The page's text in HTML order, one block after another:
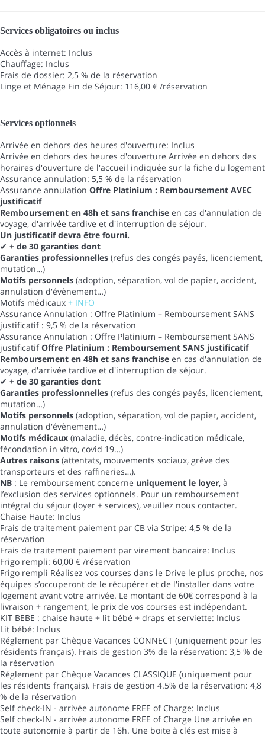
Services obligatoires ou inclus
Accès à internet: Inclus
Chauffage: Inclus
Frais de dossier: 2,5 % de la réservation
Linge et Ménage Fin de Séjour: 116,00 € /réservation
Services optionnels
Arrivée en dehors des heures d'ouverture: Inclus
Arrivée en dehors des heures d'ouverture Arrivée en dehors des
horaires d'ouverture de l'accueil indiquée sur la fiche du logement
Assurance annulation: 5,5 % de la réservation
Assurance annulation Offre Platinium : Remboursement AVEC
justificatif
Remboursement en 48h et sans franchise en cas d'annulation de
voyage, d'arrivée tardive et d'interruption de séjour.
Un justificatif devra être fourni.
✔ + de 30 garanties dont
Garanties professionnelles (refus des congés payés, licenciement,
mutation…)
Motifs personnels (adoption, séparation, vol de papier, accident,
annulation d'évènement…)
Motifs médicaux + INFO
Assurance Annulation : Offre Platinium – Remboursement SANS
justificatif : 9,5 % de la réservation
Assurance Annulation : Offre Platinium – Remboursement SANS
justificatifOffre Platinium : Remboursement SANS justificatif
Remboursement en 48h et sans franchise en cas d'annulation de
voyage, d'arrivée tardive et d'interruption de séjour.
✔ + de 30 garanties dont
Garanties professionnelles (refus des congés payés, licenciement,
mutation…)
Motifs personnels (adoption, séparation, vol de papier, accident,
annulation d'évènement…)
Motifs médicaux (maladie, décès, contre-indication médicale,
fécondation in vitro, covid 19…)
Autres raisons (attentats, mouvements sociaux, grève des
transporteurs et des raffineries…).
NB : Le remboursement concerne uniquement le loyer, à
l’exclusion des services optionnels. Pour un remboursement
intégral du séjour (loyer + services), veuillez nous contacter.
Chaise Haute: Inclus
Frais de traitement paiement par CB via Stripe: 4,5 % de la
réservation
Frais de traitement paiement par virement bancaire: Inclus
Frigo rempli: 60,00 € /réservation
Frigo rempli Réalisez vos courses dans le Drive le plus proche, nos
équipes s’occuperont de le récupérer et de l'installer dans votre
logement avant votre arrivée. Le montant de 60€ correspond à la
livraison + rangement, le prix de vos courses est indépendant.
KIT BEBE : chaise haute + lit bébé + draps et serviette: Inclus
Lit bébé: Inclus
Réglement par Chèque Vacances CONNECT (uniquement pour les
résidents français). Frais de gestion 3% de la réservation: 3,5 % de
la réservation
Réglement par Chèque Vacances CLASSIQUE (uniquement pour
les résidents français). Frais de gestion 4.5% de la réservation: 4,8
% de la réservation
Self check-IN - arrivée autonome FREE of Charge: Inclus
Self check-IN - arrivée autonome FREE of Charge Une arrivée en
toute autonomie à partir de 16h. Une boite à clés est mise à